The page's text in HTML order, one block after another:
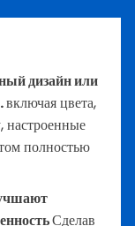
дизайн или
включая цвета,
настроенные
полностью
Сделав